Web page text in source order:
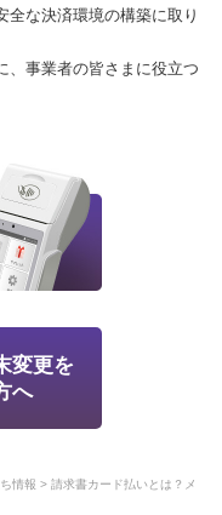
全な決済環境の構築に取り
、事業者の皆さまに役立つ
変更を
へ
情報 >請求書カード払いとは？メ